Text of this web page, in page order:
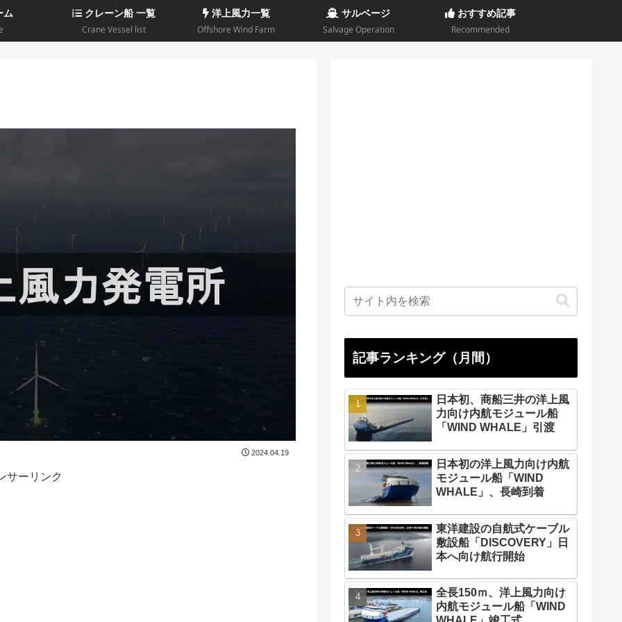
ム クレーン船 一覧
Crane Vessel list
洋上風力一覧
Offshore Wind Farm
サルベージ
Salvage Operation
おすすめ記事
Recommended
2024.04.19
サーリンク
記事ランキング（月間）
日本初、商船三井の洋上風
力向け内航モジュール船
「WIND WHALE」引渡
日本初の洋上風力向け内航
モジュール船「WIND
WHALE」、長崎到着
東洋建設の自航式ケーブル
敷設船「DISCOVERY」日
本へ向け航行開始
全長150ｍ、洋上風力向け
内航モジュール船「WIND